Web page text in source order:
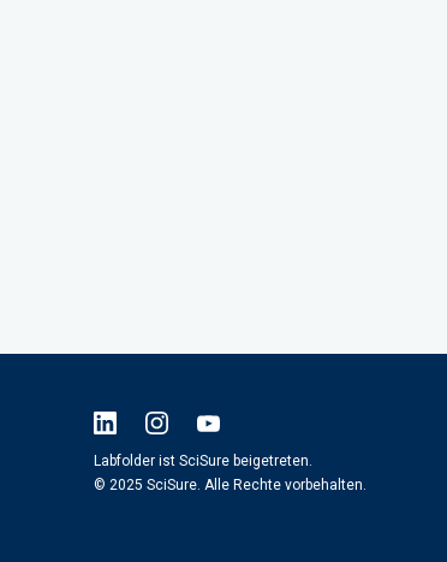
Labfolder ist SciSure beigetreten.
© 2025 SciSure. Alle Rechte vorbehalten.